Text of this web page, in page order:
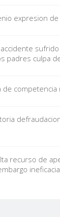
expresion
padres culpa
de
recurso de
ineficacia